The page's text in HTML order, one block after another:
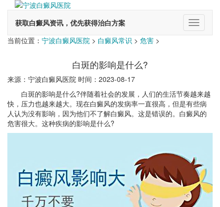
获取白癜风资讯，优先获得治白方案
切
换
当前位置： 宁波白癜风医院 > 白癜风常识 > 危害 >
白斑的影响是什么?
来源：宁波白癜风医院 时间：2023-08-17
白斑的影响是什么?伴随着社会的发展，人们的生活节奏越来越
快，压力也越来越大。现在白癜风的发病率一直很高，但是有些病
人认为没有影响，因为他们不了解白癜风。这是错误的。白癜风的
危害很大。这种疾病的影响是什么?